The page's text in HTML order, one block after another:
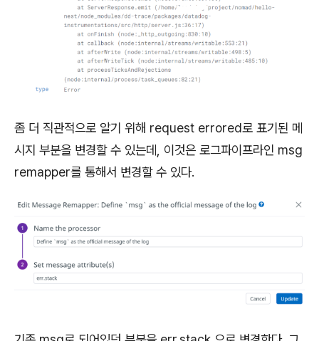
좀 더 직관적으로 알기 위해 request errored로 표기된 메
시지 부분을 변경할 수 있는데, 이것은 로그파이프라인 msg
remapper를 통해서 변경할 수 있다.